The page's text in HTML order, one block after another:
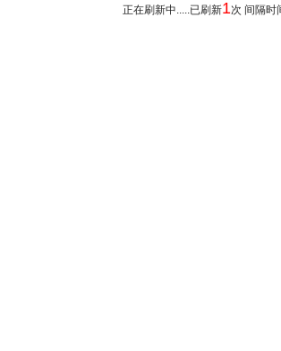
正在刷新中.....已刷新1次 间隔时